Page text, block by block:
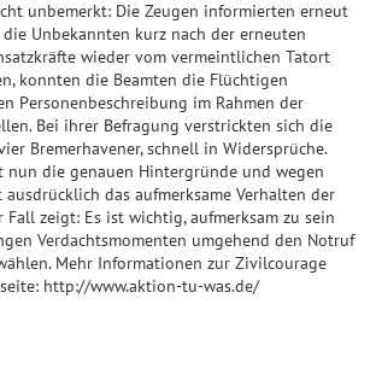
unbemerkt: Die Zeugen informierten erneut
Unbekannten kurz nach der erneuten
wieder vom vermeintlichen Tatort
konnten die Beamten die Flüchtigen
Personenbeschreibung im Rahmen der
Bei ihrer Befragung verstrickten sich die
Bremerhavener, schnell in Widersprüche.
nun die genauen Hintergründe und wegen
das aufmerksame Verhalten der
Fall zeigt: Es ist wichtig, aufmerksam zu sein
Verdachtsmomenten umgehend den Notruf
Mehr Informationen zur Zivilcourage
http://www.aktion-tu-was.de/